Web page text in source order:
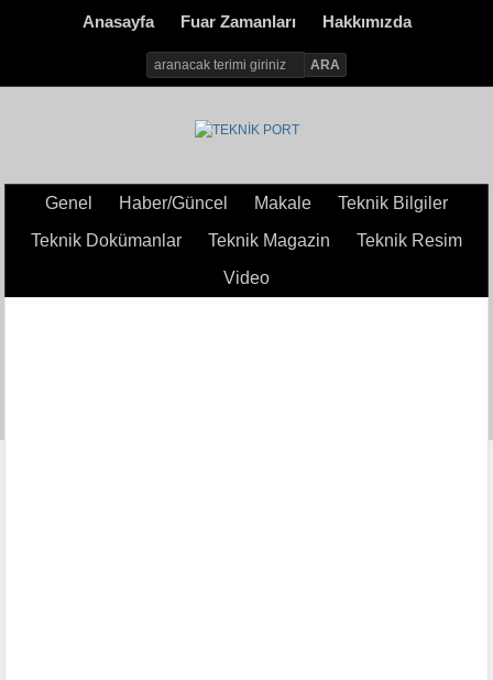
Anasayfa Fuar Zamanları Hakkımızda
Genel Haber/Güncel Makale
Teknik Bilgiler
Teknik Dokümanlar
Teknik Magazin
Teknik Resim
Video